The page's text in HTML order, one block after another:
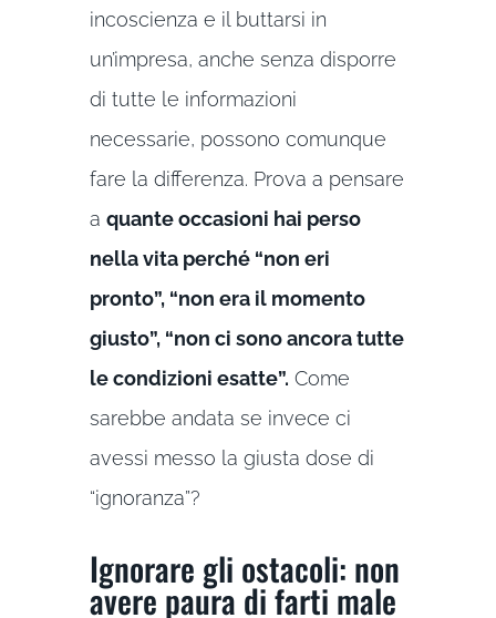
incoscienza e il buttarsi in
un’impresa, anche senza disporre
di tutte le informazioni
necessarie, possono comunque
fare la differenza. Prova a pensare
a quante occasioni hai perso
nella vita perché “non eri
pronto”, “non era il momento
giusto”, “non ci sono ancora tutte
le condizioni esatte”. Come
sarebbe andata se invece ci
avessi messo la giusta dose di
“ignoranza”?
Ignorare gli ostacoli: non
avere paura di farti male